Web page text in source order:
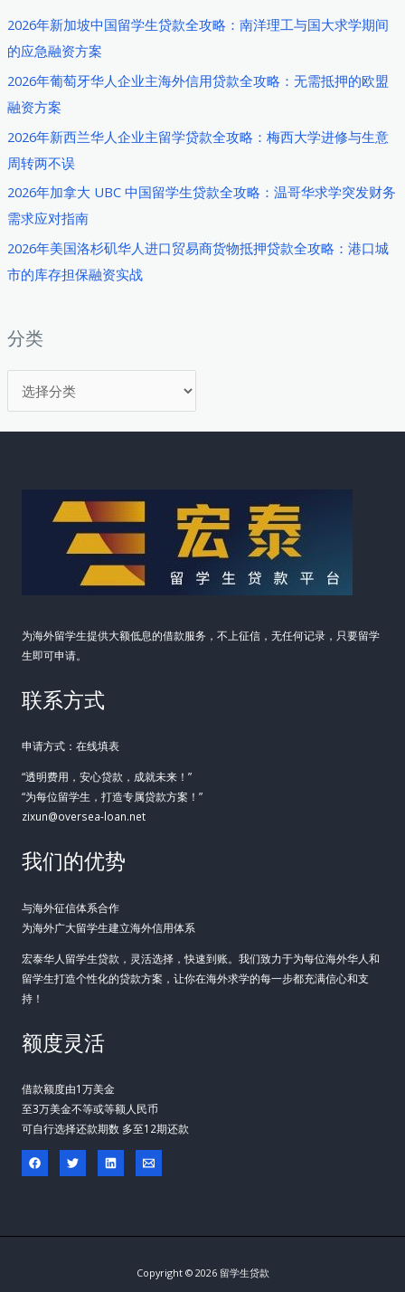
2026年新加坡中国留学生贷款全攻略：南洋理工与国大求学期间
的应急融资方案
2026年葡萄牙华人企业主海外信用贷款全攻略：无需抵押的欧盟
融资方案
2026年新西兰华人企业主留学贷款全攻略：梅西大学进修与生意
周转两不误
2026年加拿大 UBC 中国留学生贷款全攻略：温哥华求学突发财务
需求应对指南
2026年美国洛杉矶华人进口贸易商货物抵押贷款全攻略：港口城
市的库存担保融资实战
分类
类
应
急
用
金
贷
款
全
攻
韩
人
如
何
为海外留学生提供大额低息的借款服务，不上征信，无任何记录，只要留学
生即可申请。
联系方式
申请方式：在线填表
“透明费用，安心贷款，成就未来！”
“为每位留学生，打造专属贷款方案！”
zixun@oversea-loan.net
我们的优势
与海外征信体系合作
为海外广大留学生建立海外信用体系
宏泰华人留学生贷款，灵活选择，快速到账。我们致力于为每位海外华人和
留学生打造个性化的贷款方案，让你在海外求学的每一步都充满信心和支
持！
额度灵活
借款额度由1万美金
至3万美金不等或等额人民币
可自行选择还款期数 多至12期还款
Copyright © 2026 留学生贷款